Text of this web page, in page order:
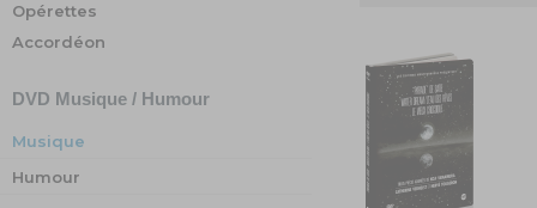
Opérettes
Accordéon
DVD Musique / Humour
Musique
Humour